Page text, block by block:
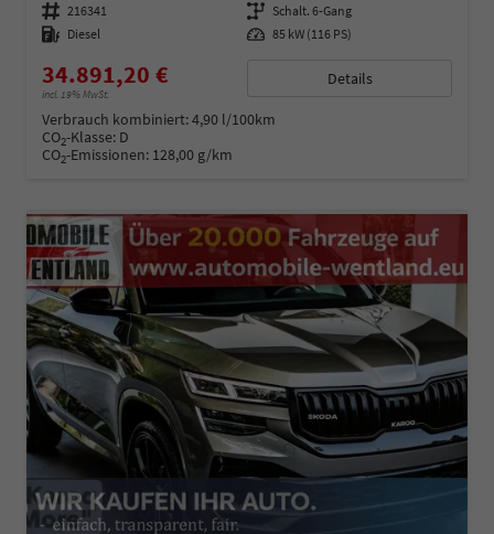
Fahrzeugnummer 216341 Getriebe Schalt. 6-Gang
Kraftstoff Diesel Leistung 85 kW (116 PS)
34.891,20 €
incl. 19% MwSt.
Details
Verbrauch kombiniert:4,90 l/100km
CO2-Klasse: D
CO2-Emissionen: 128,00 g/km